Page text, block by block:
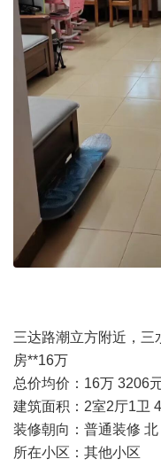
三达路潮立方附近，三
房**16万
总价均价：16万 3206
建筑面积：2室2厅1卫
装修朝向：普通装修 北
所在小区：其他小区